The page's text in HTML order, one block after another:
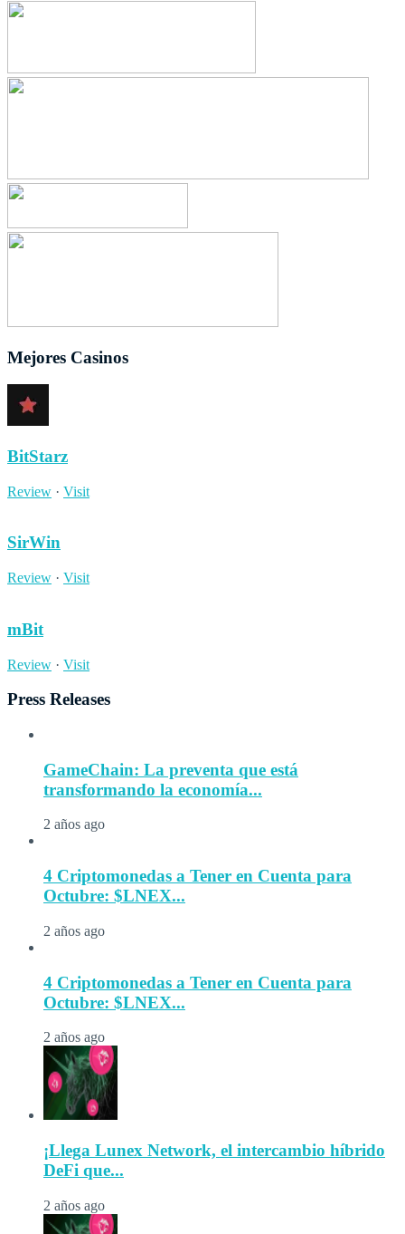
Mejores Casinos
BitStarz
Review · Visit
SirWin
Review · Visit
mBit
Review · Visit
Press Releases
GameChain: La preventa que está
transformando la economía...
2 años ago
4 Criptomonedas a Tener en Cuenta para
Octubre: $LNEX...
2 años ago
4 Criptomonedas a Tener en Cuenta para
Octubre: $LNEX...
2 años ago
¡Llega Lunex Network, el intercambio híbrido
DeFi que...
2 años ago